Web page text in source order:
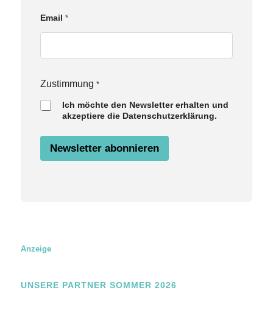
Email *
Z
m
u
N
e
Zustimmung *
Ich möchte den Newsletter erhalten und
akzeptiere die Datenschutzerklärung.
Newsletter abonnieren
Anzeige
UNSERE PARTNER SOMMER 2026